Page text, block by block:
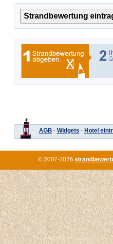
AGB · Widgets · Hotel
© 2007-2026